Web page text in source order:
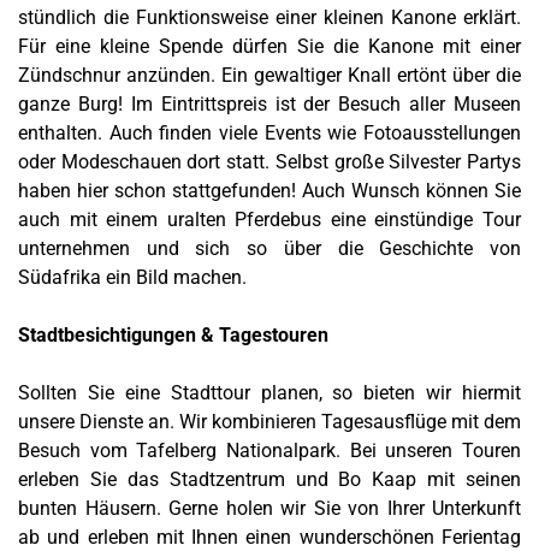
stündlich die Funktionsweise einer kleinen Kanone erklärt.
Für eine kleine Spende dürfen Sie die Kanone mit einer
Zündschnur anzünden. Ein gewaltiger Knall ertönt über die
ganze Burg! Im Eintrittspreis ist der Besuch aller Museen
enthalten. Auch finden viele Events wie Fotoausstellungen
oder Modeschauen dort statt. Selbst große Silvester Partys
haben hier schon stattgefunden! Auch Wunsch können Sie
auch mit einem uralten Pferdebus eine einstündige Tour
unternehmen und sich so über die Geschichte von
Südafrika ein Bild machen.
Stadtbesichtigungen & Tagestouren
Sollten Sie eine Stadttour planen, so bieten wir hiermit
unsere Dienste an. Wir kombinieren Tagesausflüge mit dem
Besuch vom Tafelberg Nationalpark. Bei unseren Touren
erleben Sie das Stadtzentrum und Bo Kaap mit seinen
bunten Häusern. Gerne holen wir Sie von Ihrer Unterkunft
ab und erleben mit Ihnen einen wunderschönen Ferientag